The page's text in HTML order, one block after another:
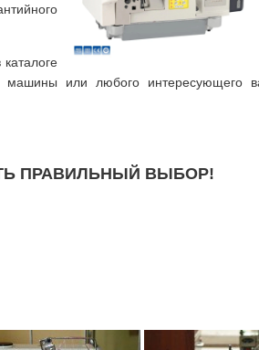
машины или любого интересующего
ПРАВИЛЬНЫЙ ВЫБОР!